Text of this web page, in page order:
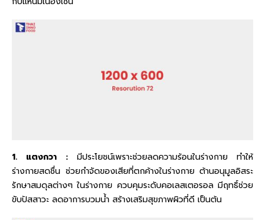
1. แตงกวา : มีประโยชน์เพราะช่วยลดความร้อนในร่างกาย ทำให้
ร่างกายสดชื่น ช่วยกำจัดของเสียที่ตกค้างในร่างกาย ต้านอนุมูลอิสระ
รักษาสมดุลต่างๆ ในร่างกาย ควบคุมระดับคอเลสเตอรอล มีฤทธิ์ช่วย
ขับปัสสาวะ ลดอาการบวมน้ำ สร้างเสริมสุขภาพผิวที่ดี เป็นต้น